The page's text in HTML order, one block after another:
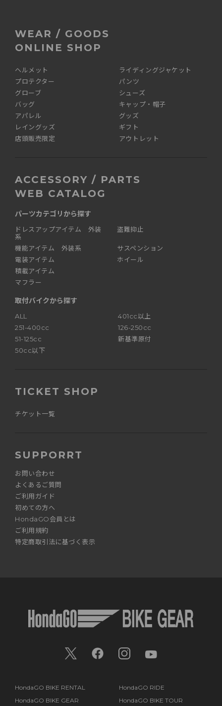
WEAR / GOODS
ONLINE SHOP
ヘルメット
ライディングジャケット
プロテクター
パンツ
グローブ
シューズ
バッグ
キャップ・帽子
アパレル
グッズ
レイングッズ
ギフト
店頭販売限定
アウトレット
ACCESSORY / PARTS
WEB CATALOG
パーツカテゴリから探す
ドレスアップアイテム 外装
系
機能アイテム 外装系
電装アイテム
積載アイテム
マフラー
盗難抑止
サスペンション
ホイール
取付バイクから探す
ALL
401cc以上
251-400cc
126-250cc
51-125cc
新基準原付
50cc以下
TICKET SHOP
チケット一覧
SUPPORRT
お問い合わせ
よくあるご質問
ご利用ガイド
初めての方へ
HondaGO会員とは
ご利用規約
特定商取引法に基づく表示
HondaGO BIKE RENTAL
HondaGO RIDE
HondaGO BIKE GEAR
HondaGO BIKE TOUR